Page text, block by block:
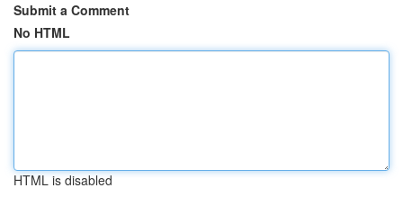
Submit a Comment
No HTML
HTML is disabled